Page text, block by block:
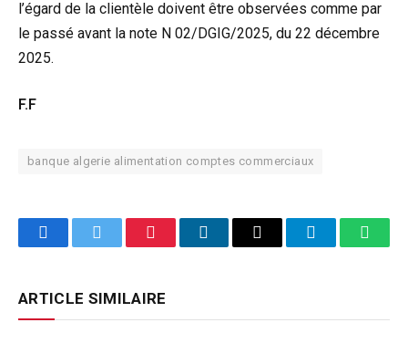
l’égard de la clientèle doivent être observées comme par
le passé avant la note N 02/DGIG/2025, du 22 décembre
2025.
F.F
banque algerie alimentation comptes commerciaux
FacebookTwitter PinterestLinkedInEmail Telegram
ARTICLE SIMILAIRE